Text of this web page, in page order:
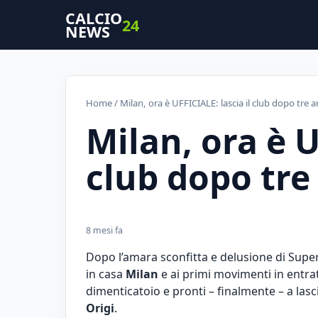
CALCIO
NEWS 24
Home/ Milan, ora è UFFICIALE: lascia il club dopo tre
Milan, ora è
club dopo
8 mesi fa
Dopo l’amara sconfitta e delusione di
in casa Milan e ai primi movimenti in
dimenticatoio e pronti – finalmente – a
Origi.